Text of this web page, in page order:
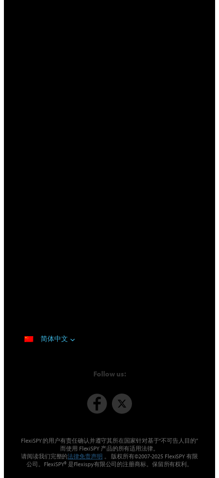
简体中文
Follow us:
FlexiSPY 的用户有责任确认并遵守其所在国家针对基于“不可告人目的”
而使用 FlexiSPY 产品的所有适用法律。
请阅读我们完整的法律免责声明 。 版权所有©2007-2025 FlexiSPY 有限
公司。FlexiSPY® 是Flexispy有限公司的注册商标。保留所有权利。